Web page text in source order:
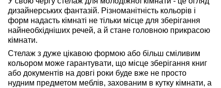
дизайнерських фантазій. Різноманітність кольорів і
форм надасть кімнаті не тільки місце для зберігання
найнеобхідніших речей, а й стане головною прикрасою
кімнати.
Стелаж з дуже цікавою формою або більш сміливим
кольором може гарантувати, що місце зберігання книг
або документів на довгі роки буде вже не просто
нудним предметом меблів, захованим в кутку кімнати, а